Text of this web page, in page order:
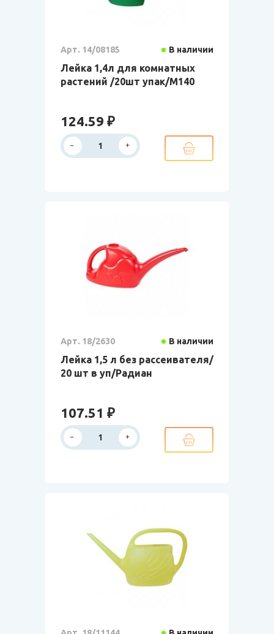
Арт. 14/08185 В наличии
Лейка 1,4л для комнатных
растений /20шт упак/М140
124.59 ₽
Арт. 18/2630 В наличии
Лейка 1,5 л без рассеивателя/
20 шт в уп/Радиан
107.51 ₽